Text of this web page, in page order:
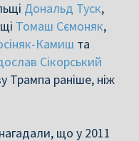
Дональд Туск,
Томаш Сємоняк,
Камиш та
Сікорський
Трампа раніше, ніж
що у 2011